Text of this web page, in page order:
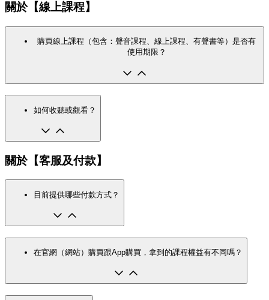
關於【線上課程】
購買線上課程（包含：聲音課程、線上課程、有聲書等）是否有
使用期限？
如何收聽或觀看？
關於【客服及付款】
目前提供哪些付款方式？
在官網（網站）購買跟App購買，拿到的課程權益有不同嗎？